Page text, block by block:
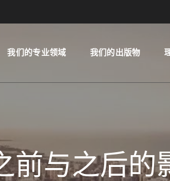
我们的专业领域 我们的出版物
前与之后